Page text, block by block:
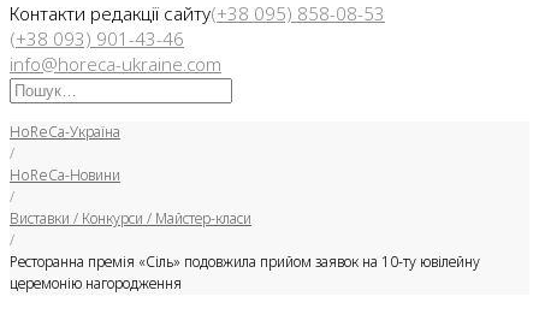
Контакти редакції сайту(+38 095) 858-08-53
(+38 093) 901-43-46
info@horeca-ukraine.com
Искать:
HoReCa-Україна
/
HoReCa-Новини
/
Виставки / Конкурси / Майстер-класи
/
Ресторанна премія «Сіль» подовжила прийом заявок на 10-ту ювілейну
церемонію нагородження